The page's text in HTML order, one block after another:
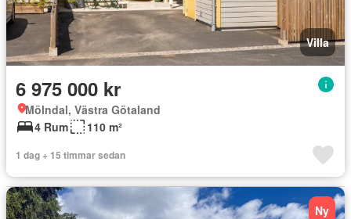
Villa
6 975 000 kr
Mölndal, Västra Götaland
4 Rum
110 m²
1 dag + 15 timmar sedan
Ny